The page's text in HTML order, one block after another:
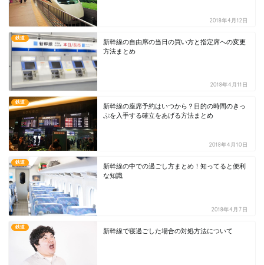
2018年4月12日
鉄道
新幹線の自由席の当日の買い方と指定席への変更
方法まとめ
2018年4月11日
鉄道
新幹線の座席予約はいつから？目的の時間のきっ
ぷを入手する確立をあげる方法まとめ
2018年4月10日
鉄道
新幹線の中での過ごし方まとめ！知ってると便利
な知識
2018年4月7日
鉄道
新幹線で寝過ごした場合の対処方法について